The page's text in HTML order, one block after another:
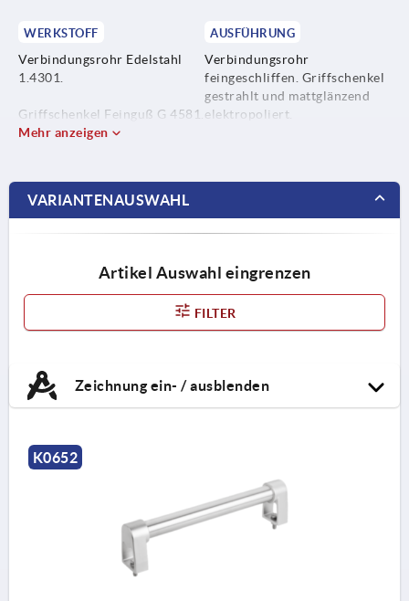
WERKSTOFF
Verbindungsrohr Edelstahl
1.4301.
Griffschenkel Feinguß G 4581.
Klemm- und Dichtungsring
°C bis +200 °C.
AUSFÜHRUNG
Verbindungsrohr
feingeschliffen. Griffschenkel
gestrahlt und mattglänzend
elektropoliert.
Mehr anzeigen
VARIANTENAUSWAHL
Artikel Auswahl eingrenzen
FILTER
Zeichnung ein- / ausblenden
K0652